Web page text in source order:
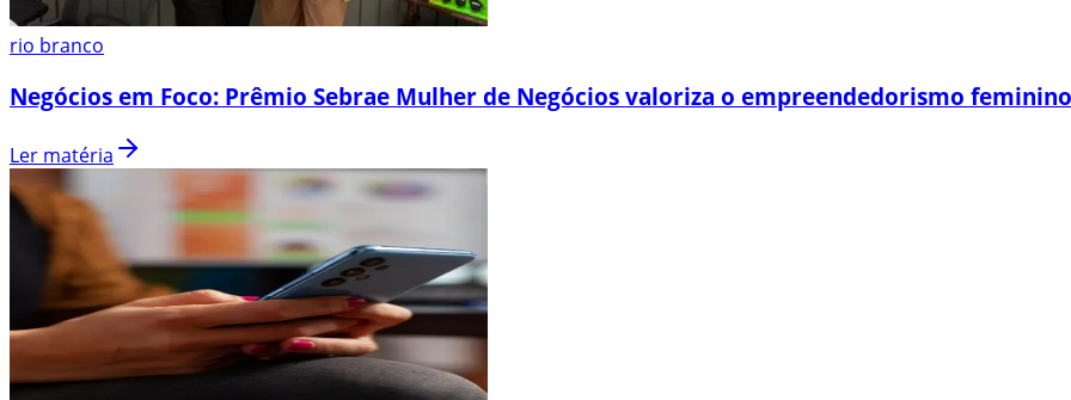
rio branco
Negócios em Foco: Prêmio Sebrae Mulher de Negócios valoriza o empreendedorismo feminino
Ler matéria